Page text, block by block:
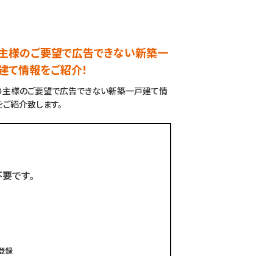
様のご要望で広告できない新築一
て情報をご紹介！
主様のご要望で広告できない新築一戸建て情
紹介致します。
です。